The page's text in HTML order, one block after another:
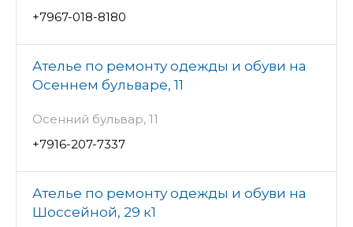
+7967-018-8180
Ателье по ремонту одежды и обуви на
Осеннем бульваре, 11
Осенний бульвар, 11
+7916-207-7337
Ателье по ремонту одежды и обуви на
Шоссейной, 29 к1